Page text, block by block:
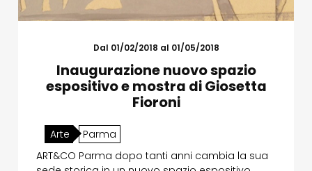
Dal 01/02/2018 al 01/05/2018
Inaugurazione nuovo spazio
espositivo e mostra di Giosetta
Fioroni
Arte
Parma
ART&CO Parma dopo tanti anni cambia la sua